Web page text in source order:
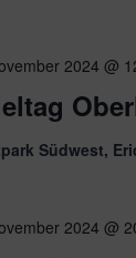
2024 @
Südwest,
2024 @